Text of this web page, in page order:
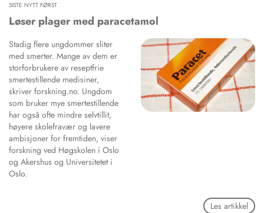
STILLINGER
KJØP & SALG
ANNONSERING
FOR FORFATTERE
Publication and media
The editorial board
About us
SISTE NYTT FØRST
Løser plager med paracetamol
Stadig flere ungdommer sliter
med smerter. Mange av dem er
storforbrukere av reseptfrie
smertestillende medisiner,
skriver forskning.no. Ungdom
som bruker mye smertestillende
har også ofte mindre selvtillit,
høyere skolefravær og lavere
ambisjoner for fremtiden, viser
forskning ved Høgskolen i Oslo
og Akershus og Universitetet i
Oslo.
Les artikkel